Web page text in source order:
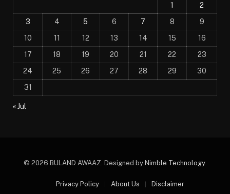
1
2
3
4 5 6 7 8
9
10
11 12 13 14 15
16
17
18 19 20 21 22
23
24
25 26 27 28 29
30
31
« Jul
© 2026 BULAND AWAAZ. Designed by Nimble Technology.
Privacy Policy About Us
Disclaimer